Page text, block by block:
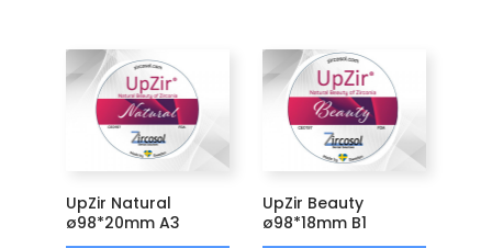
UpZir Natural
ø98*20mm A3
UpZir Beauty
ø98*18mm B1